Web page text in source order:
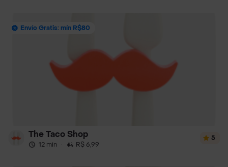
Envío Gratis: mín R$80
The Taco Shop
12 min · R$ 6,99
5